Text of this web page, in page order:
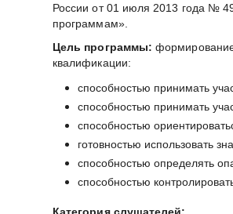
России от 01 июля 2013 года №
программам».
Цель программы:
квалификации:
способностью принимать
способностью принимать
способностью
готовностью использовать
способностью определять
способностью